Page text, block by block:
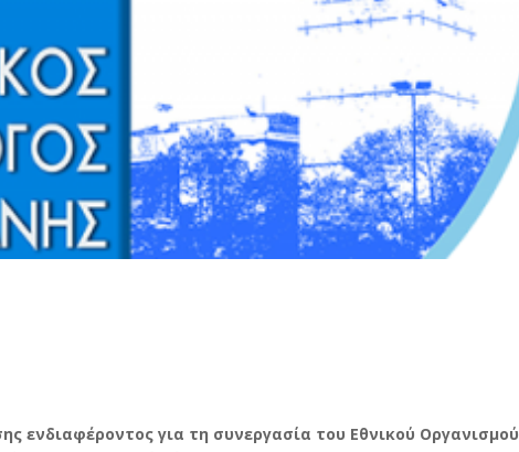
ενδιαφέροντος για τη συνεργασία του Εθνικού Οργανισμού